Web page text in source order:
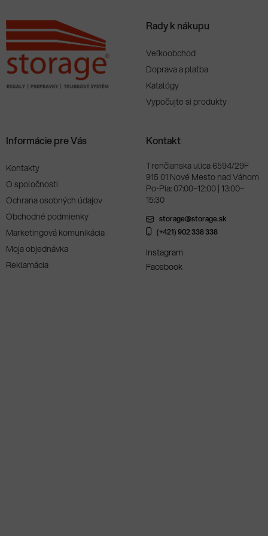
Rady k nákupu
Veľkoobchod
Doprava a platba
Katalógy
Vypočujte si produkty
Informácie pre Vás
Kontakty
O spoločnosti
Ochrana osobných údajov
Obchodné podmienky
Marketingová komunikácia
Moja objednávka
Reklamácia
Kontakt
Trenčianska ulica 6594/29F
915 01 Nové Mesto nad Váhom
Po-Pia: 07:00–12:00 | 13:00–
15:30
storage@storage.sk
(+421) 902 338 338
Instagram
Facebook